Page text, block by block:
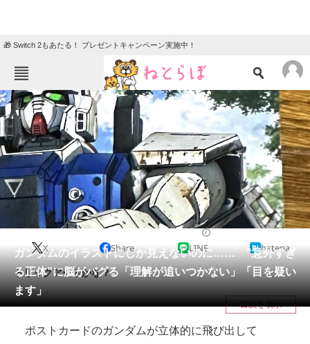
🎁 Switch 2もあたる！ プレゼントキャンペーン実施中！
ねとらぼメニュー
TOP ニュース
エンタメ クイズ
グルメ 地域
住まい 教育・育児
リサーチ
会員記事
メディア
注目記事を集めた総合ページ
ガンダムのイラストにしか見えないのに…… “意外すぎ
る正体”に脳がバグる「理解が追いつかない」「目を疑い
ます」
X Share LINE hatena
トリックアートかな？
目次を表示
ポストカードのガンダムが立体的に飛び出して